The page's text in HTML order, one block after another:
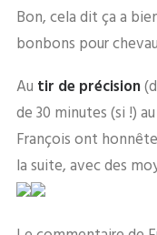
Bon, cela dit ça a
bonbons pour
Au tir de précision
de 30 minutes (si !)
François ont
la suite, avec des